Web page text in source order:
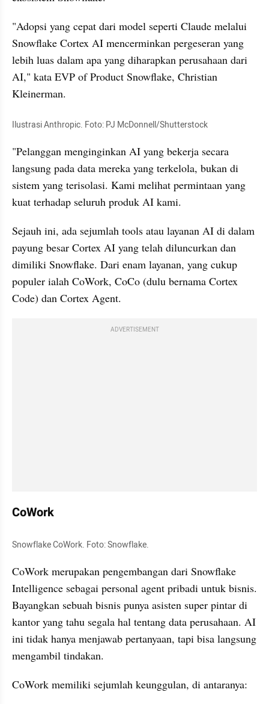
"Adopsi yang cepat dari model seperti Claude melalui
Snowflake Cortex AI mencerminkan pergeseran yang
lebih luas dalam apa yang diharapkan perusahaan dari
AI," kata EVP of Product Snowflake, Christian
Kleinerman.
Ilustrasi Anthropic. Foto: PJ McDonnell/Shutterstock
"Pelanggan menginginkan AI yang bekerja secara
langsung pada data mereka yang terkelola, bukan di
sistem yang terisolasi. Kami melihat permintaan yang
kuat terhadap seluruh produk AI kami.
Sejauh ini, ada sejumlah tools atau layanan AI di dalam
payung besar Cortex AI yang telah diluncurkan dan
dimiliki Snowflake. Dari enam layanan, yang cukup
populer ialah CoWork, CoCo (dulu bernama Cortex
Code) dan Cortex Agent.
ADVERTISEMENT
CoWork
Snowflake CoWork. Foto: Snowflake.
CoWork merupakan pengembangan dari Snowflake
Intelligence sebagai personal agent pribadi untuk bisnis.
Bayangkan sebuah bisnis punya asisten super pintar di
kantor yang tahu segala hal tentang data perusahaan. AI
ini tidak hanya menjawab pertanyaan, tapi bisa langsung
mengambil tindakan.
CoWork memiliki sejumlah keunggulan, di antaranya: